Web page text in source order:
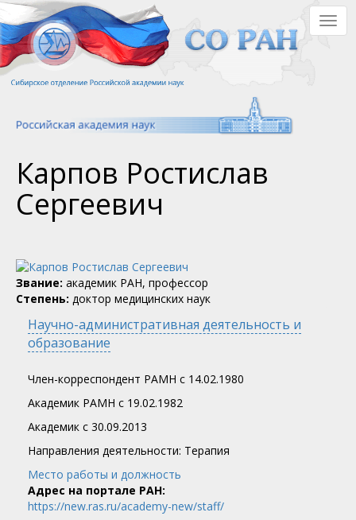
Перейти
к
основному
содержанию
Карпов Ростислав
Сергеевич
Звание: академик РАН, профессор
Степень: доктор медицинских наук
Научно-административная деятельность и
образование
Член-корреспондент РАМН с 14.02.1980
Академик РАМН с 19.02.1982
Академик c 30.09.2013
Направления деятельности: Терапия
Место работы и должность
Адрес на портале РАН:
https://new.ras.ru/academy-new/staff/